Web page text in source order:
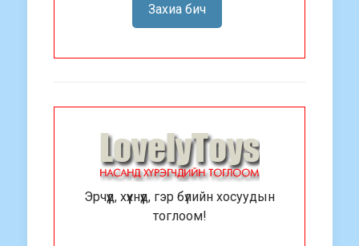
Захиа бич
Эрчүүд, хүүхнүүд, гэр бүлийн хосуудын
тоглоом!